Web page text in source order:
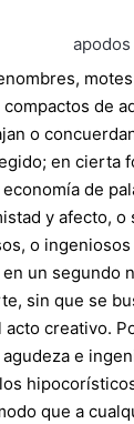
de
o
en cierta
de
y afecto, o
o
un segundo
sin que se
creativo.
e
que a